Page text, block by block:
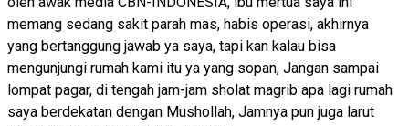
memang sedang sakit parah mas, habis operasi, akhirnya
yang bertanggung jawab ya saya, tapi kan kalau bisa
mengunjungi rumah kami itu ya yang sopan, Jangan sampai
lompat pagar, di tengah jam-jam sholat magrib apa lagi rumah
saya berdekatan dengan Mushollah, Jamnya pun juga larut